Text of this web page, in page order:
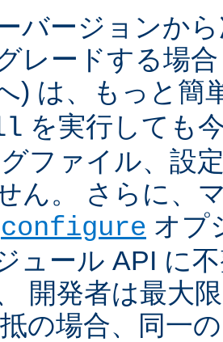
バージョンか
レードする場
) は、もっと簡
を実行しても
グファイル、設
ん。 さらに、
configure オプ
ュール API に
開発者は最大
の場合、同一